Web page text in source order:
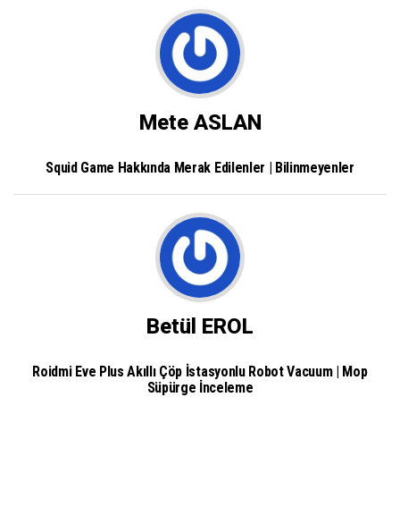
Mete ASLAN
Squid Game Hakkında Merak Edilenler | Bilinmeyenler
Betül EROL
Roidmi Eve Plus Akıllı Çöp İstasyonlu Robot Vacuum | Mop
Süpürge İnceleme